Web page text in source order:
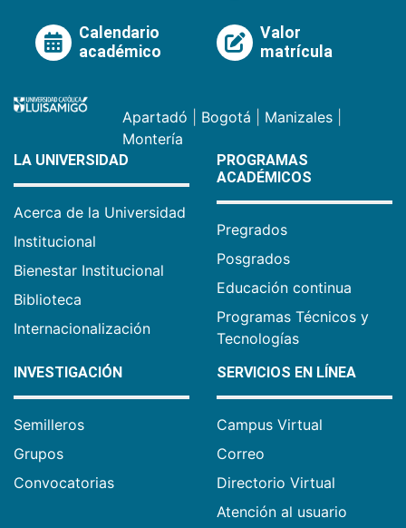
Calendario
académico
Valor
matrícula
Apartadó Bogotá Manizales
Montería
LA UNIVERSIDAD
Acerca de la Universidad
Institucional
Bienestar Institucional
Biblioteca
Internacionalización
PROGRAMAS
ACADÉMICOS
Pregrados
Posgrados
Educación continua
Programas Técnicos y
Tecnologías
INVESTIGACIÓN
Semilleros
Grupos
Convocatorias
SERVICIOS EN LÍNEA
Campus Virtual
Correo
Directorio Virtual
Atención al usuario